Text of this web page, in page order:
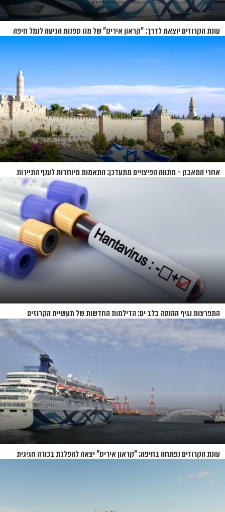
עונת הקרוזים יוצאת לדרך: "קראון איריס" של מנו ספנות הגיעה לנמל חיפה
אחרי המאבק - מתווה הפיצויים מתעדכן: התאמות מיוחדות לענף התיירות
התפרצות נגיף ההנטה בלב ים: הדילמות החדשות של תעשיית הקרוזים
עונת הקרוזים נפתחה בחיפה: "קראון איריס" יצאה להפלגת בכורה חגיגית